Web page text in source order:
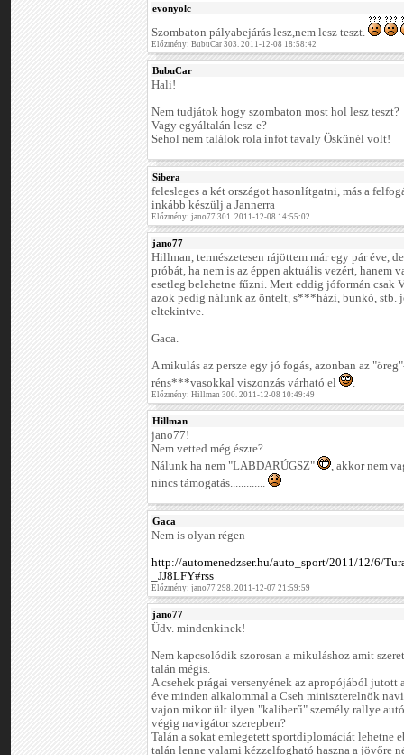
evonyolc
Szombaton pályabejárás lesz,nem lesz teszt.
Előzmény: BubuCar 303. 2011-12-08 18:58:42
BubuCar
Hali!
Nem tudjátok hogy szombaton most hol lesz teszt?
Vagy egyáltalán lesz-e?
Sehol nem találok rola infot tavaly Öskünél volt!
Sibera
felesleges a két országot hasonlítgatni, más a
inkább készülj a Jannerra
Előzmény: jano77 301. 2011-12-08 14:55:02
jano77
Hillman, természetesen rájöttem már egy pár éve,
próbát, ha nem is az éppen aktuális vezért, hanem
esetleg belehetne fűzni. Mert eddig jóformán csak
azok pedig nálunk az öntelt, s***házi, bunkó,
eltekintve.
Gaca.
A mikulás az persze egy jó fogás, azonban az
réns***vasokkal viszonzás várható el
.
Előzmény: Hillman 300. 2011-12-08 10:49:49
Hillman
jano77!
Nem vetted még észre?
Nálunk ha nem "LABDARÚGSZ"
, akkor nem
nincs támogatás.............
Gaca
Nem is olyan régen
http://automenedzser.hu/auto_sport/2011/12/6/
_JJ8LFY#rss
Előzmény: jano77 298. 2011-12-07 21:59:59
jano77
Üdv. mindenkinek!
Nem kapcsolódik szorosan a mikuláshoz amit
talán mégis.
A csehek prágai versenyének az apropójából jutott
éve minden alkalommal a Cseh miniszterelnök
vajon mikor ült ilyen "kaliberű" személy rallye
végig navigátor szerepben?
Talán a sokat emlegetett sportdiplomáciát lehetne
talán lenne valami kézzelfogható haszna a jövőre